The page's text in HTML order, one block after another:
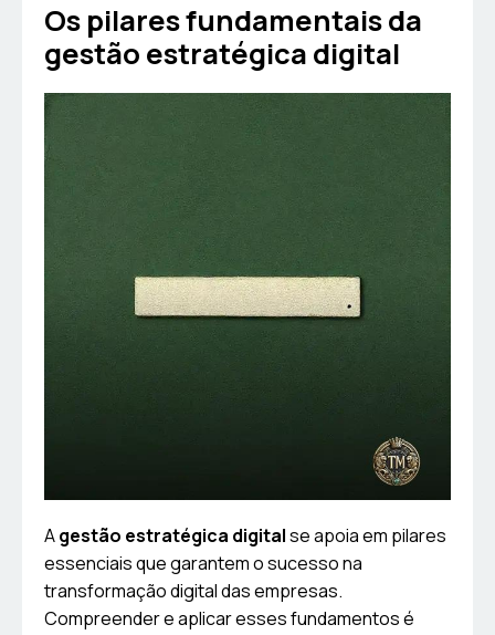
Os pilares fundamentais da
gestão estratégica digital
Agestão estratégica digitalse apoia em pilares
essenciais que garantem o sucesso na
transformação digital das empresas.
Compreender e aplicar esses fundamentos é